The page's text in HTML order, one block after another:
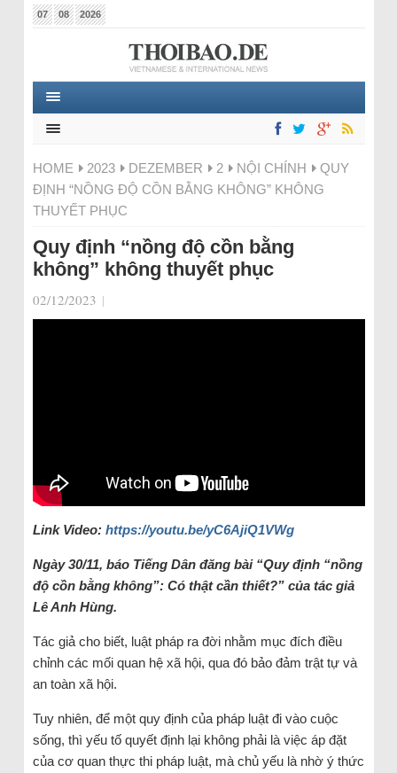
07 08 2026
HOME 2023 DEZEMBER 2 NỘI CHÍNH
QUY
ĐỊNH “NỒNG ĐỘ CỒN BẰNG KHÔNG” KHÔNG
THUYẾT PHỤC
Quy định “nồng độ cồn bằng
không” không thuyết phục
02/12/2023 |
Link Video: https://youtu.be/yC6AjiQ1VWg
Ngày 30/11, báo Tiếng Dân đăng bài “Quy định “nồng
độ cồn bằng không”: Có thật cần thiết?” của tác giả
Lê Anh Hùng.
Tác giả cho biết, luật pháp ra đời nhằm mục đích điều
chỉnh các mối quan hệ xã hội, qua đó bảo đảm trật tự và
an toàn xã hội.
Tuy nhiên, để một quy định của pháp luật đi vào cuộc
sống, thì yếu tố quyết định lại không phải là việc áp đặt
của cơ quan thực thi pháp luật, mà chủ yếu là nhờ ý thức